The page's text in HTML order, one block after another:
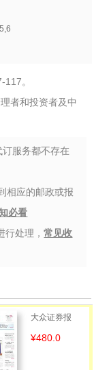
。
者和投资者及中
服务都不存在
相应的邮政或报
必看
行处理，常见收
大众证券报
¥480.0